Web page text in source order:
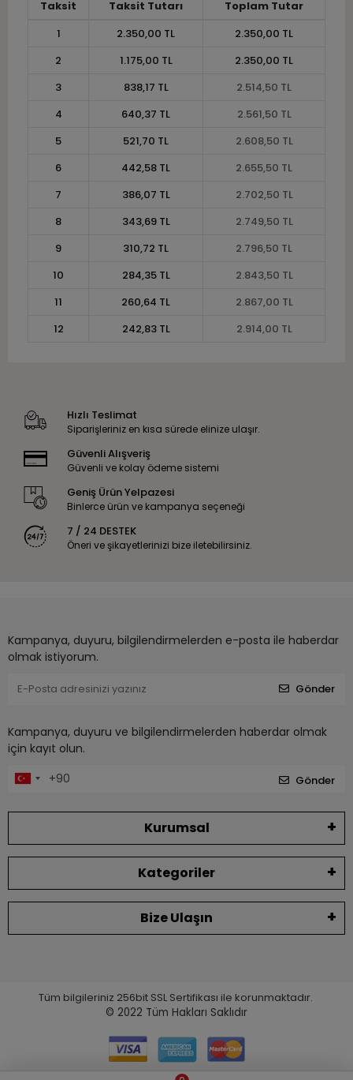
Taksit Taksit Tutarı
Toplam Tutar
1
2.350,00 TL
2.350,00 TL
2
1.175,00 TL
2.350,00 TL
3
838,17 TL
2.514,50 TL
4
640,37 TL
2.561,50 TL
5
521,70 TL
2.608,50 TL
6
442,58 TL
2.655,50 TL
7
386,07 TL
2.702,50 TL
8
343,69 TL
2.749,50 TL
9
310,72 TL
2.796,50 TL
10
284,35 TL
2.843,50 TL
11
260,64 TL
2.867,00 TL
12
242,83 TL 2.914,00 TL
Hızlı Teslimat
Siparişleriniz en kısa sürede elinize ulaşır.
Güvenli Alışveriş
Güvenli ve kolay ödeme sistemi
Geniş Ürün Yelpazesi
Binlerce ürün ve kampanya seçeneği
7 / 24 DESTEK
Öneri ve şikayetlerinizi bize iletebilirsiniz.
Kampanya, duyuru, bilgilendirmelerden e-posta ile haberdar
olmak istiyorum.
Gönder
Kampanya, duyuru ve bilgilendirmelerden haberdar olmak
için kayıt olun.
Gönder
Kurumsal
Kategoriler
Bize Ulaşın
Tüm bilgileriniz 256bit SSL Sertifikası ile korunmaktadır.
© 2022 Tüm Hakları Saklıdır